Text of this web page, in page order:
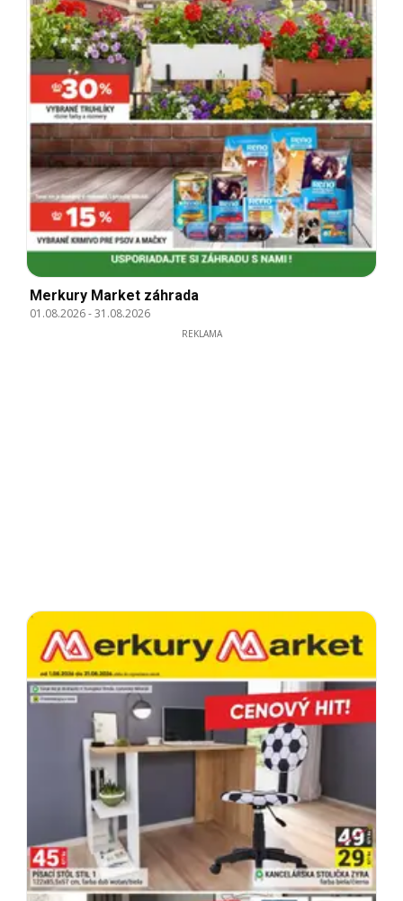
Merkury Market záhrada
01.08.2026-31.08.2026
REKLAMA